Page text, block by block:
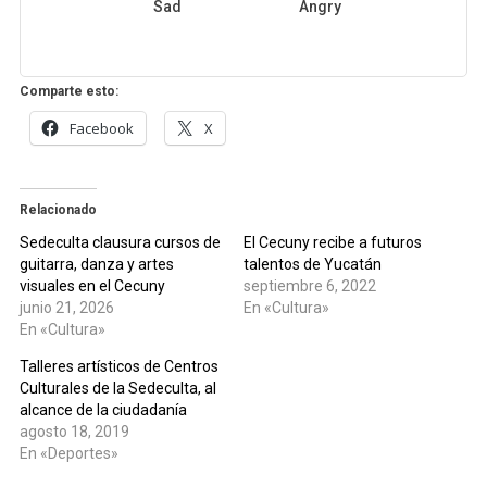
Sad Angry
Comparte esto:
Facebook X
Relacionado
Sedeculta clausura cursos de
guitarra, danza y artes
visuales en el Cecuny
junio 21, 2026
En «Cultura»
El Cecuny recibe a futuros
talentos de Yucatán
septiembre 6, 2022
En «Cultura»
Talleres artísticos de Centros
Culturales de la Sedeculta, al
alcance de la ciudadanía
agosto 18, 2019
En «Deportes»